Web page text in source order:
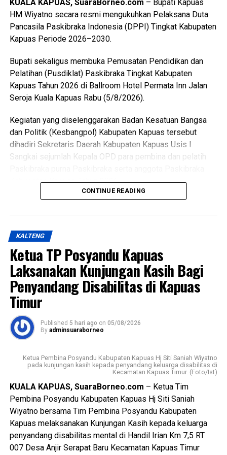
serangkaian ujian ketat.
Ia menyebutkan ada sebanyak 47 anggota kontingen yang
terdiri dari peserta, pembina, dan pendamping
diberangkatkan menuju Bumi Perkemahan dan Graha
Wisata (Buperta) Cibubur Jakarta, untuk mengikuti agenda
Jamnas pada 13–23 Agustus 2026.
“Mereka akan bergabung dengan Pramuka Penggalang se-
Indonesia menurut informasi juga hadir Pramuka se-Asia
Tenggara. Ini merupakan hal positif bagi perkembangan
anak-anak terutama duta Pramuka Kabupaten Kapuas,”
ujarnya. (Ujg/SB)
Messenger
KUALA KAPUAS, SuaraBorneo.com – Bupati Kapuas
HM Wiyatno secara resmi mengukuhkan Pelaksana Duta
Pancasila Paskibraka Indonesia (DPPI) Tingkat Kabupaten
Kapuas Periode 2026–2030.
Bupati sekaligus membuka Pemusatan Pendidikan dan
Pelatihan (Pusdiklat) Paskibraka Tingkat Kabupaten
Kapuas Tahun 2026 di Ballroom Hotel Permata Inn Jalan
Seroja Kuala Kapuas Rabu (5/8/2026).
Kegiatan yang diselenggarakan Badan Kesatuan Bangsa
dan Politik (Kesbangpol) Kabupaten Kapuas tersebut
dihadiri Sekretaris Daerah Kabupaten Kapuas Usis I
Sangkai sejumlah Kepala OPD para pembina dan pelatih
Kabupaten Kapuas Tahun 2026.
Kabupaten Kapuas berkomitmen mewujudkan
sumber daya manusia sebagai bagian dari visi daerah,
yakni mewujudkan masyarakat Kabupaten Kapuas yang
berdaya saing, sejahtera indah aman dan religius.
Ia mengatakan keberhasilan pembangunan tidak hanya
diukur dari kemajuan fisik dan ekonomi tetapi juga dari
lahirnya generasi muda yang memiliki integritas jiwa
nasionalisme mampu beradaptasi dengan perkembangan
zaman, serta tetap berpegang teguh pada nilai-nilai
bernegara.
$Paskibraka merupakan wadah pembentukan karakter
generasi muda yang berlandaskan nilai-nilai Pancasila
cinta tanah air disiplin tanggung jawab kepemimpinan, dan
semangat gotong royong,” ujarnya.
Kepala Badan Kesbangpol Kabupaten Kapuas Yunabut
menyampaikan kegiatan tersebut merupakan tindak lanjut
CONTINUE READING
KALTENG
Ketua TP Posyandu Kapuas
Laksanakan Kunjungan Kasih Bagi
Penyandang Disabilitas di Kapuas
Timur
Published 5 hari ago on 05/08/2026
By adminsuaraborneo
Ketua Pembina Posyandu Kabupaten Kapuas Hj Siti Saniah Wiyatno
pada kunjungan kasih kepada penyandang keluarga disabilitas di
Kecamatan Kapuas Timur. (Foto/Ist)
KUALA KAPUAS, SuaraBorneo.com – Ketua Tim
Pembina Posyandu Kabupaten Kapuas Hj Siti Saniah
Wiyatno bersama Tim Pembina Posyandu Kabupaten
Kapuas melaksanakan Kunjungan Kasih kepada keluarga
penyandang disabilitas mental di Handil Irian Km 7,5 RT
007 Desa Anjir Serapat Baru Kecamatan Kapuas Timur